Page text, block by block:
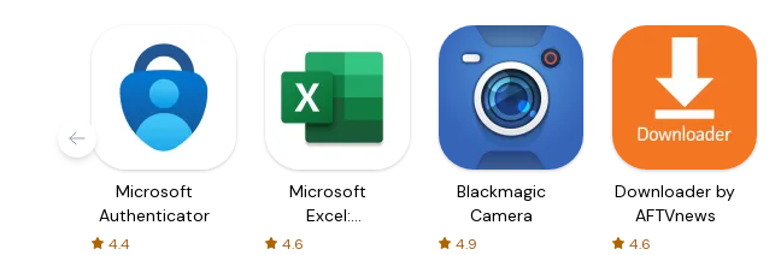
Microsoft
Authenticator
4.4
Microsoft
Excel:
Spreadsheets
4.6
Blackmagic
Camera
4.9
Downloader by
AFTVnews
4.6